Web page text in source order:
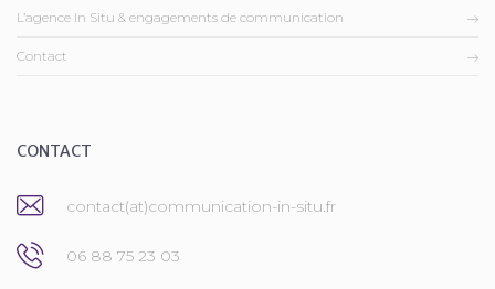
L’agence In Situ & engagements de communication
Contact
CONTACT
contact(at)communication-in-situ.fr
06 88 75 23 03